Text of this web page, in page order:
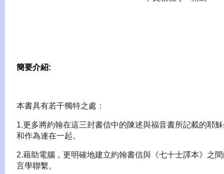
簡要介紹:
本書具有若干獨特之處：
1.更多將約翰在這三封書信中的陳述與福音書所記載的耶
和作為連在一起。
2.藉助電腦，更明確地建立約翰書信與《七十士譯本》之
言學聯繫。